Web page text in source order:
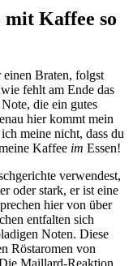
mit Kaffee so
Braten, folgst
fehlt am Ende das
die ein gutes
hier kommt mein
meine nicht, dass du
Kaffee im Essen!
verwendest,
oder stark, er ist eine
hier von über
entfalten sich
Noten. Diese
Röstaromen von
Maillard-Reaktion,